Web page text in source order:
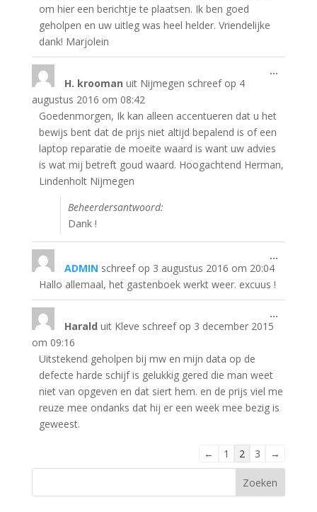
om hier een berichtje te plaatsen. Ik ben goed
geholpen en uw uitleg was heel helder. Vriendelijke
dank! Marjolein
H. krooman uit Nijmegen schreef op 4
augustus 2016 om 08:42
Goedenmorgen, Ik kan alleen accentueren dat u het
bewijs bent dat de prijs niet altijd bepalend is of een
laptop reparatie de moeite waard is want uw advies
is wat mij betreft goud waard. Hoogachtend Herman,
Lindenholt Nijmegen
Beheerdersantwoord:
Dank !
...
ADMIN schreef op 3 augustus 2016 om 20:04
Hallo allemaal, het gastenboek werkt weer. excuus !
...
Harald uit Kleve schreef op 3 december 2015
om 09:16
Uitstekend geholpen bij mw en mijn data op de
defecte harde schijf is gelukkig gered die man weet
niet van opgeven en dat siert hem. en de prijs viel me
reuze mee ondanks dat hij er een week mee bezig is
geweest.
...
Navigatie
door
← 1 2 3 →